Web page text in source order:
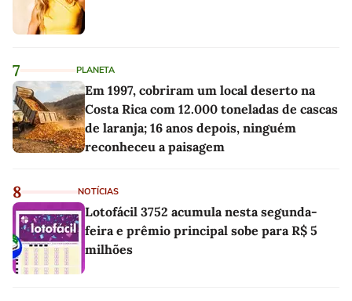
7 PLANETA
Em 1997, cobriram um local deserto na
Costa Rica com 12.000 toneladas de cascas
de laranja; 16 anos depois, ninguém
reconheceu a paisagem
8 NOTÍCIAS
Lotofácil 3752 acumula nesta segunda-
feira e prêmio principal sobe para R$ 5
milhões